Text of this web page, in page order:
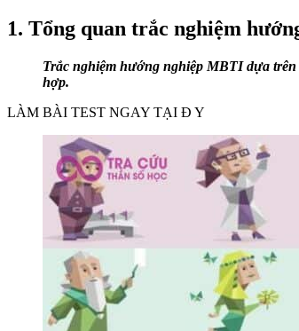
1. Tổng quan trắc nghiệm
Trắc nghiệm hướng nghiệp MBTI dựa trên
hợp.
LÀM BÀI TEST NGAY TẠI Đ Y